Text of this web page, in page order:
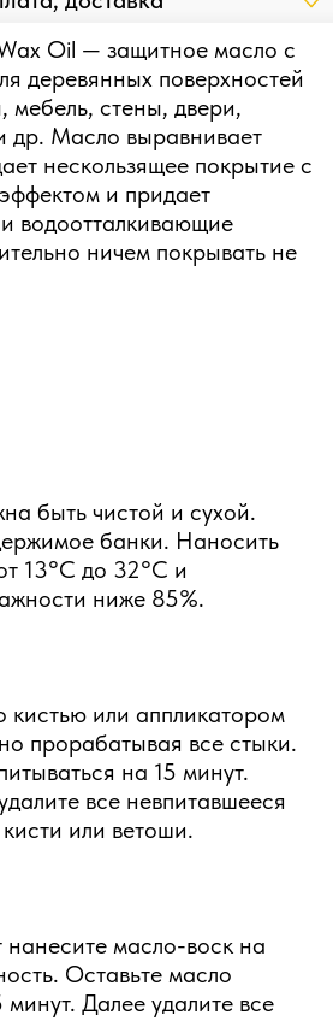
Oil — защитное масло с
деревянных поверхностей
мебель, стены, двери,
др. Масло выравнивает
нескользящее покрытие с
и придает
водоотталкивающие
ничем покрывать не
быть чистой и сухой.
банки. Наносить
13°C до 32°C и
ниже 85%.
кистью или аппликатором
прорабатывая все стыки.
на 15 минут.
все невпитавшееся
или ветоши.
масло-воск на
Оставьте масло
минут. Далее удалите все